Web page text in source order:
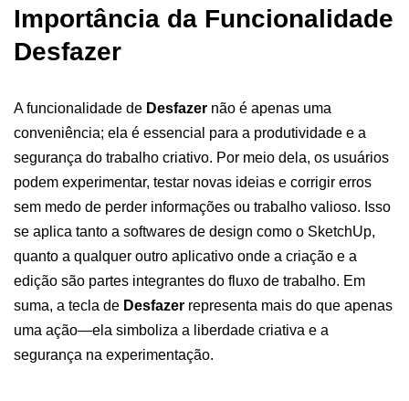
Importância da Funcionalidade
Desfazer
A funcionalidade de Desfazer não é apenas uma
conveniência; ela é essencial para a produtividade e a
segurança do trabalho criativo. Por meio dela, os usuários
podem experimentar, testar novas ideias e corrigir erros
sem medo de perder informações ou trabalho valioso. Isso
se aplica tanto a softwares de design como o SketchUp,
quanto a qualquer outro aplicativo onde a criação e a
edição são partes integrantes do fluxo de trabalho. Em
suma, a tecla de Desfazer representa mais do que apenas
uma ação—ela simboliza a liberdade criativa e a
segurança na experimentação.